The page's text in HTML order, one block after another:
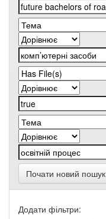
Почати новий пошук
Додати фільтри: